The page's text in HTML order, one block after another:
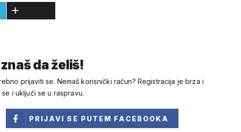
da želiš!
prijaviti se. Nemaš korisnički račun? Registracija je brza i
i uključi se u raspravu.
PRIJAVI SE PUTEM FACEBOOKA